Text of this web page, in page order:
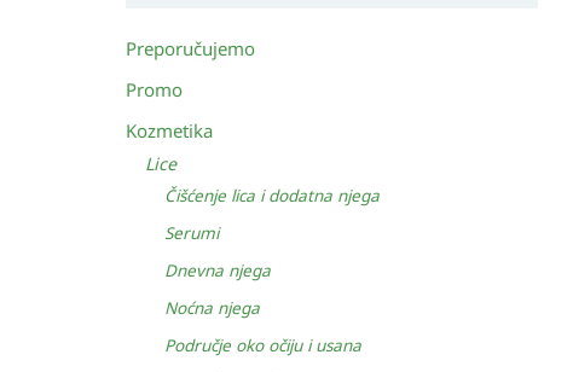
Preporučujemo
Promo
Kozmetika
Lice
Čišćenje lica i dodatna njega
Serumi
Dnevna njega
Noćna njega
Područje oko očiju i usana